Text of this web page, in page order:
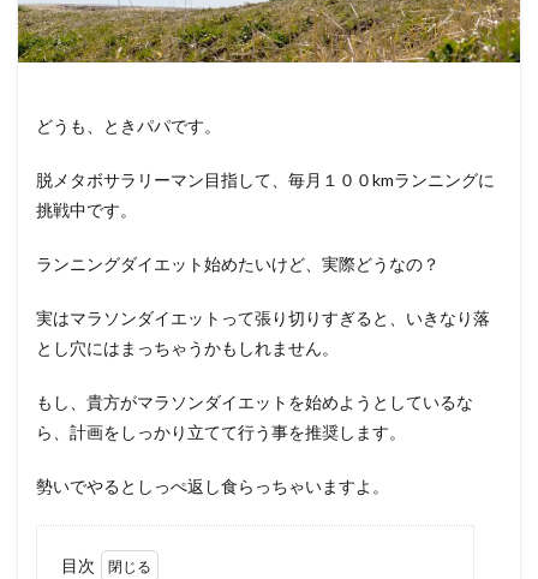
どうも、ときパパです。
脱メタボサラリーマン目指して、毎月１００kmランニングに
挑戦中です。
ランニングダイエット始めたいけど、実際どうなの？
実はマラソンダイエットって張り切りすぎると、いきなり落
とし穴にはまっちゃうかもしれません。
もし、貴方がマラソンダイエットを始めようとしているな
ら、計画をしっかり立てて行う事を推奨します。
勢いでやるとしっぺ返し食らっちゃいますよ。
目次